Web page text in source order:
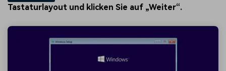
Tastaturlayout und klicken Sie auf „Weiter“.